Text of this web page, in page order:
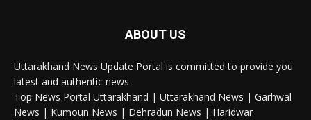
ABOUT US
Uttarakhand News Update Portal is committed to provide you
latest and authentic news .
Top News Portal Uttarakhand | Uttarakhand News | Garhwal
News | Kumoun News | Dehradun News | Haridwar